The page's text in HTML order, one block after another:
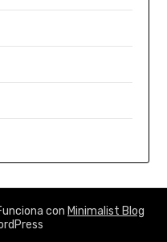
Funciona con Minimalist Blog